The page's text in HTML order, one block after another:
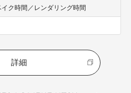
ク時間／レンダリング時間
詳細